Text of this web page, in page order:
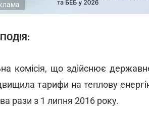
комісія, що здійснює
тарифи на теплову
рази з 1 липня 2016 року.